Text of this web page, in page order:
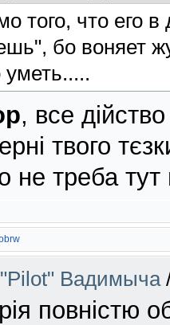
того, что его
бо воняет
, все
твого
не треба
Вадимыча
повністю